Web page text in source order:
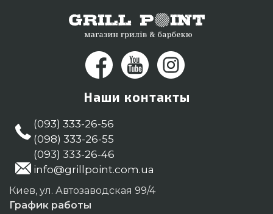
Наши контакты
(093) 333-26-56
(098) 333-26-55
(093) 333-26-46
info@grillpoint.com.ua
Киев, ул. Автозаводская 99/4
График работы